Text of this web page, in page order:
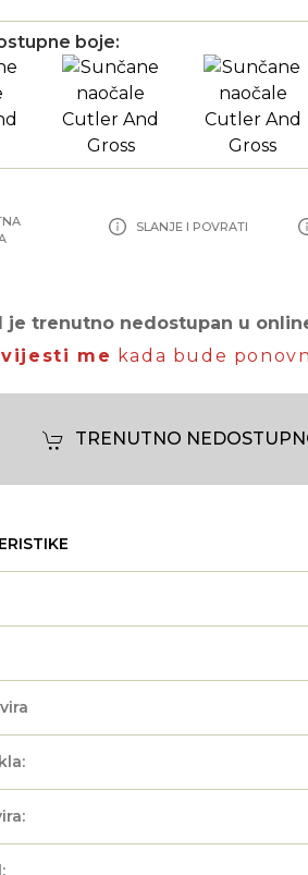
boje:
SLANJE I POVRATI
je trenutno nedostupan u
me kada bude
TRENUTNO